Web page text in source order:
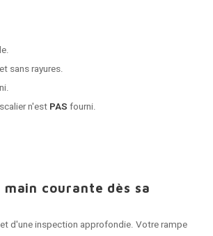
sans rayures.
n'est PAS fourni.
courante dès sa
d'une inspection approfondie. Votre rampe